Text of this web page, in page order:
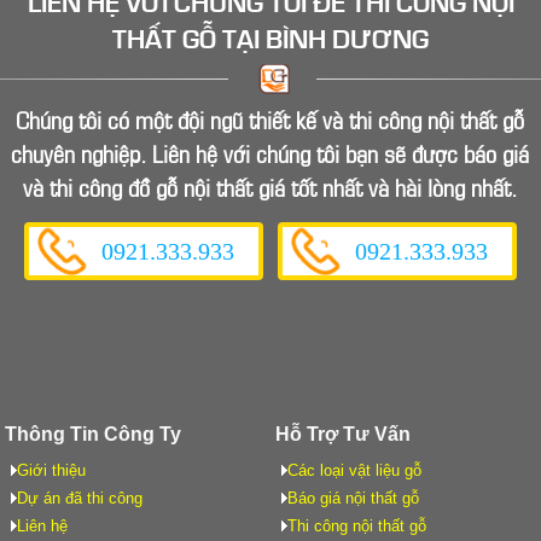
THẤT GỖTẠI BÌNH DƯƠNG
Chúng tôi có một đội ngũ thiết kế và thi công nội thất gỗ
chuyên nghiệp. Liên hệ với chúng tôi bạn sẽ được báo giá
và thi công đồ gỗ nội thất giá tốt nhất và hài lòng nhất.
0921.333.933 0921.333.933
Thông Tin Công Ty
Giới thiệu
Dự án đã thi công
Liên hệ
Hỗ Trợ Tư Vấn
Các loại vật liệu gỗ
Báo giá nội thất gỗ
Thi công nội thất gỗ